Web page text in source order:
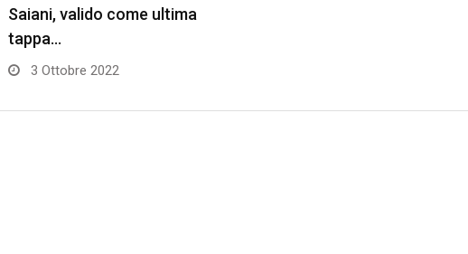
Saiani, valido come ultima
tappa…
3 Ottobre 2022